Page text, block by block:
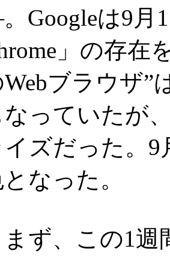
Googleは9月
」の存在
ブラウザ”
なっていたが
イズだった。9
なった。
ず、この1週